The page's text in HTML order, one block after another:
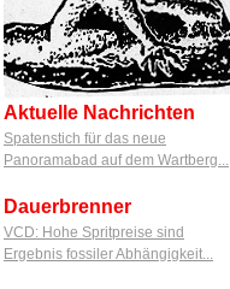
Aktuelle Nachrichten
Spatenstich für das neue
Panoramabad auf dem Wartberg...
Dauerbrenner
VCD: Hohe Spritpreise sind
Ergebnis fossiler Abhängigkeit...